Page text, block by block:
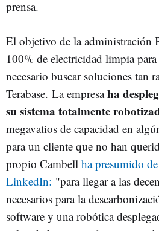
prensa.
El objetivo de la administración
100% de electricidad limpia
necesario buscar soluciones tan
Terabase. La empresaha
su sistema totalmente
megavatios de capacidad en
para un cliente que no han
propio Cambell ha presumido
LinkedIn: "para llegar a las
necesarios para la
software y una robótica